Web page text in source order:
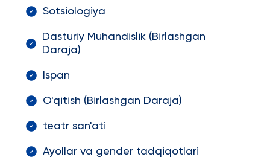
Sotsiologiya
Dasturiy Muhandislik (Birlashgan
Daraja)
Ispan
O'qitish (Birlashgan Daraja)
teatr san'ati
Ayollar va gender tadqiqotlari